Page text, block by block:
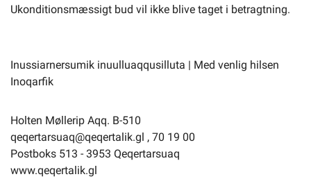
Ukonditionsmæssigt bud vil ikke blive taget i betragtning.
Inussiarnersumik inuulluaqqusilluta | Med venlig hilsen
Inoqarfik
Holten Møllerip Aqq. B-510
qeqertarsuaq@qeqertalik.gl , 70 19 00
Postboks 513 - 3953 Qeqertarsuaq
www.qeqertalik.gl